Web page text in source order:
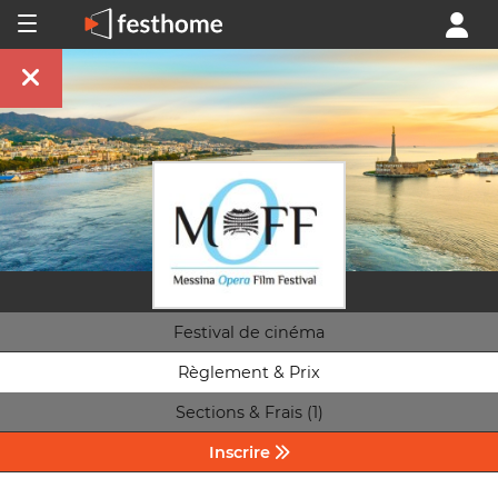
Festival de cinéma
Règlement & Prix
Sections & Frais (1)
Inscrire